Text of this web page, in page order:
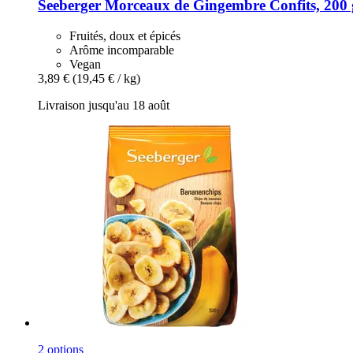
Seeberger Morceaux de Gingembre Confits, 200
Fruités, doux et épicés
Arôme incomparable
Vegan
3,89 € (19,45 € / kg)
Livraison jusqu'au 18 août
2 options